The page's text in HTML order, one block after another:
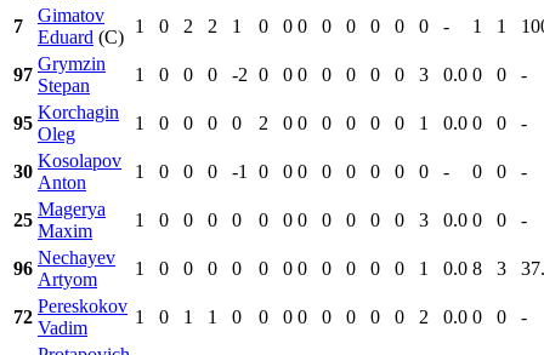
7
Gimatov
Eduard (C)
1 0 2 2 1 0 0 0 0 0 0 0 0 - 1 1
97
Grymzin
Stepan
1 0 0 0 -2 0 0 0 0 0 0 0 3 0.0 0 0 -
95
Korchagin
Oleg
1 0 0 0 0 2 0 0 0 0 0 0 1 0.0 0 0 -
30
Kosolapov
Anton
1 0 0 0 -1 0 0 0 0 0 0 0 0 - 0 0 -
25
Magerya
Maxim
1 0 0 0 0 0 0 0 0 0 0 0 3 0.0 0 0 -
96
Nechayev
Artyom
1 0 0 0 0 0 0 0 0 0 0 0 1 0.0 8 3
72
Pereskokov
Vadim
1 0 1 1 0 0 0 0 0 0 0 0 2 0.0 0 0
-